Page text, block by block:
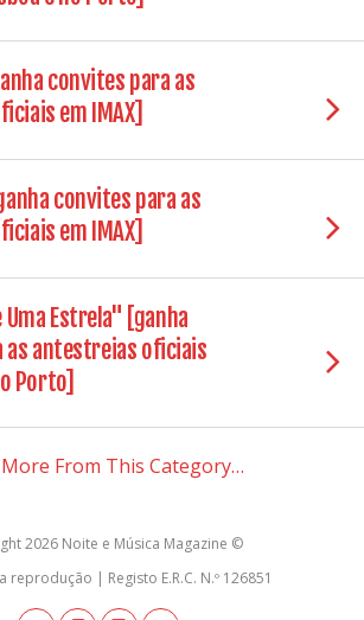
convites para as
em IMAX]
convites para as
em IMAX]
Uma Estrela" [ganha
as antestreias oficiais
Porto]
From This Category…
2026 Noite e Música Magazine ©
reprodução | Registo E.R.C. N.º 126851